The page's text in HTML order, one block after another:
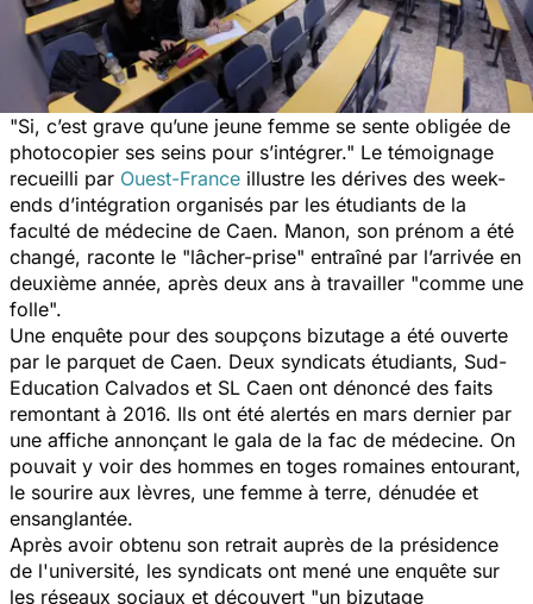
"Si, c’est grave qu’une jeune femme se sente obligée de
photocopier ses seins pour s’intégrer." Le témoignage
recueilli par Ouest-France illustre les dérives des week-
ends d’intégration organisés par les étudiants de la
faculté de médecine de Caen. Manon, son prénom a été
changé, raconte le "lâcher-prise" entraîné par l’arrivée en
deuxième année, après deux ans à travailler "comme une
folle".
Une enquête pour des soupçons bizutage a été ouverte
par le parquet de Caen. Deux syndicats étudiants, Sud-
Education Calvados et SL Caen ont dénoncé des faits
remontant à 2016. Ils ont été alertés en mars dernier par
une affiche annonçant le gala de la fac de médecine. On
pouvait y voir des hommes en toges romaines entourant,
le sourire aux lèvres, une femme à terre, dénudée et
ensanglantée.
Après avoir obtenu son retrait auprès de la présidence
de l'université, les syndicats ont mené une enquête sur
les réseaux sociaux et découvert "un bizutage